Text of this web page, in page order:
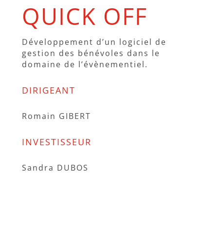
QUICK OFF
Développement d’un logiciel de
gestion des bénévoles dans le
domaine de l’évènementiel.
DIRIGEANT
Romain GIBERT
INVESTISSEUR
Sandra DUBOS